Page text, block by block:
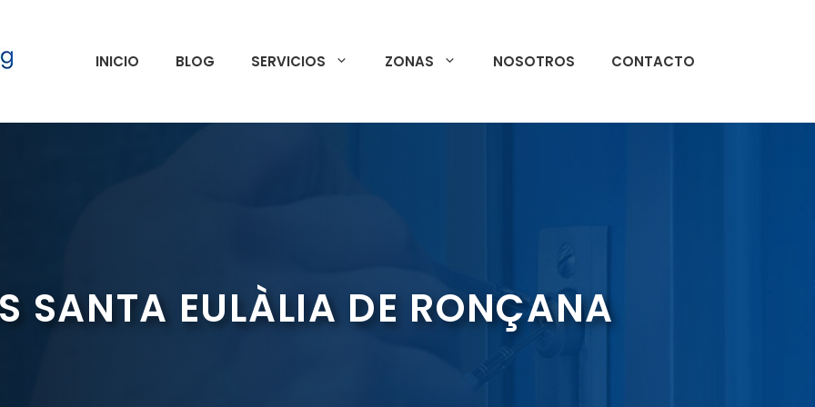
INICIO BLOG SERVICIOS ZONAS NOSOTROS CONTACTO
SANTA EULÀLIA DE RONÇANA